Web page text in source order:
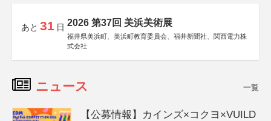
あと 31 日 2026 第37回 美浜美術展
福井県美浜町、美浜町教育委員会、福井新聞社、関西電力株
式会社
ニュース 一覧
【公募情報】カインズ×コクヨ×VUILD